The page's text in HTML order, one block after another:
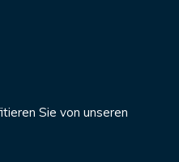
Sie von unseren